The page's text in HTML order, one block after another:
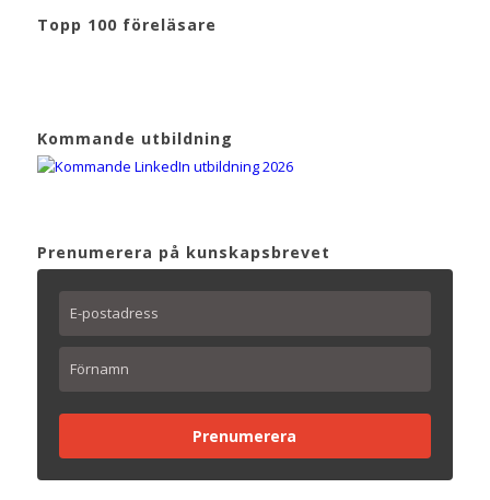
Topp 100 föreläsare
Kommande utbildning
Prenumerera på kunskapsbrevet
Prenumerera